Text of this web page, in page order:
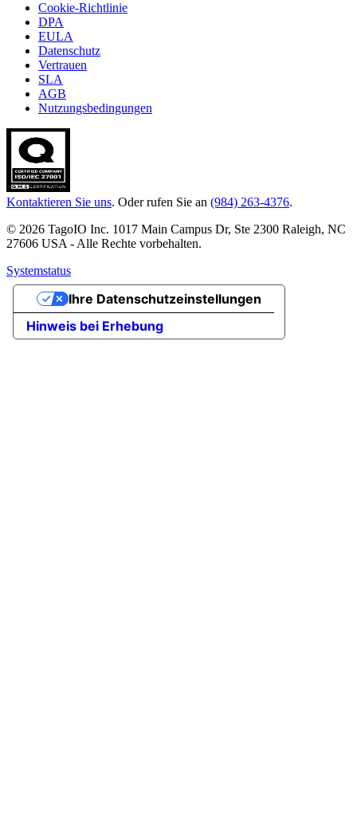
Cookie-Richtlinie
DPA
EULA
Datenschutz
Vertrauen
SLA
AGB
Nutzungsbedingungen
Kontaktieren Sie uns. Oder rufen Sie an (984) 263-4376.
© 2026 TagoIO Inc. 1017 Main Campus Dr, Ste 2300 Raleigh, NC
27606 USA - Alle Rechte vorbehalten.
Systemstatus
Hinweis bei Erhebung
Ihre Datenschutzeinstellungen